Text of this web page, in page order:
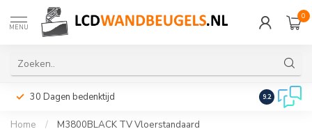
MENU
0
30 Dagen bedenktijd Snelle
9.2
Home / M3800BLACK TV Vloerstandaard